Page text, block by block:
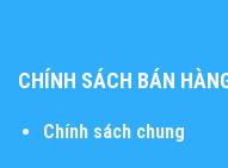
CHÍNH SÁCH BÁN
Chính sách chung